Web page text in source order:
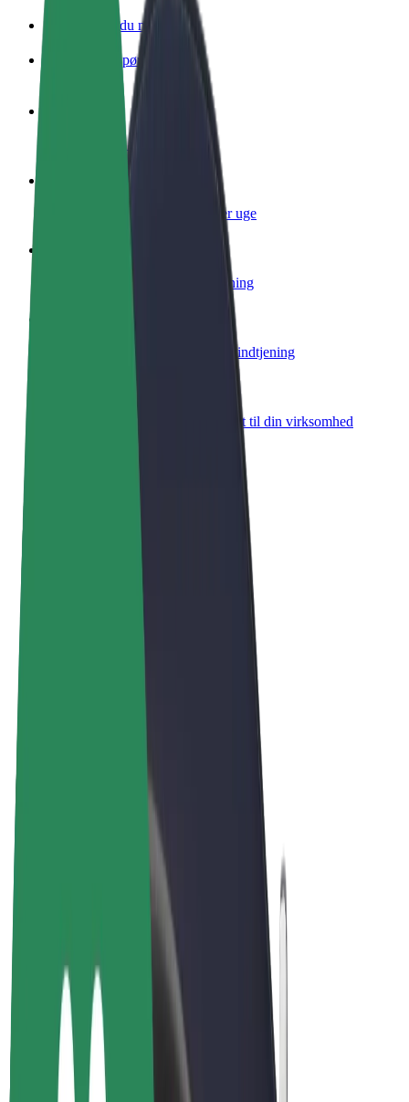
Sådan bliver du medlem
Ofte stillede spørgsmål
Tjen penge på dine vilkår
Lever mad og få udbetaling hver uge
Nå flere kunder og øg din indtjening
Tilføj din flåde til Bolt, og øg din indtjening
Bolt-produkter og tjenester skaleret til din virksomhed
Bolt for Business
Chauffører
Chaufførindtjening
Leveringspersoner
Kurerindtjening